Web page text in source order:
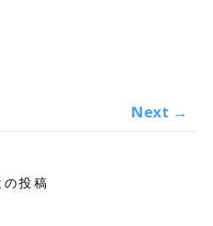
Next →
の投稿